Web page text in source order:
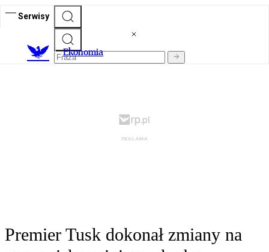
Serwisy
Ekonomia
Premier Tusk dokonał zmiany na